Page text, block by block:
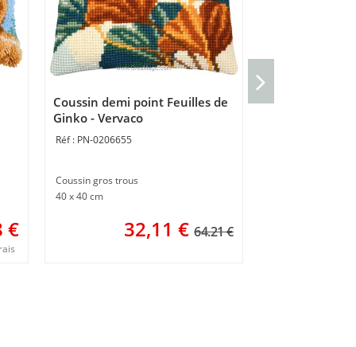
€
Coussin demi point Feuilles de
Ginko - Vervaco
PN-0206655
Coussin gros trous
40 x 40 cm
32,11 € 64.21 €